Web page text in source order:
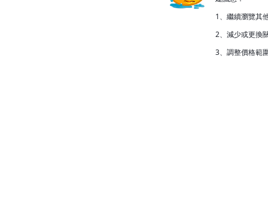
1、繼續瀏覽其
2、減少或更換
3、調整價格範